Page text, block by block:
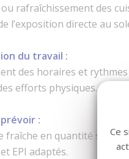
rafraîchissement des
l’exposition directe au
du travail :
des horaires et
efforts physiques.
:
fraîche en quantité
EPI adaptés.
Ce